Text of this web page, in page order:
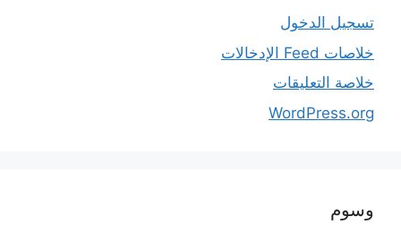
تسجيل الدخول
خلاصات Feed الإدخالات
خلاصة التعليقات
WordPress.org
وسوم